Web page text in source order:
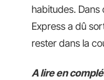
habitudes.
Express a dû
rester dans la
A lire en